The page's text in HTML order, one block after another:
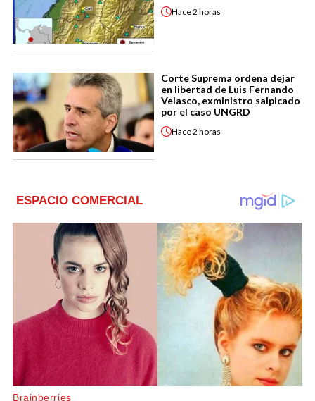
Hace2 horas
Corte Suprema ordena dejar
en libertad de Luis Fernando
Velasco, exministro salpicado
por el caso UNGRD
Hace2 horas